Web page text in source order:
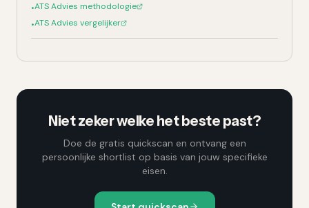
•ATS Advies methodologie
•ATS Advies vergelijker
Niet zeker welke het beste past?
Doe de gratis quickscan en ontvang een
persoonlijke shortlist op basis van jouw specifieke
eisen.